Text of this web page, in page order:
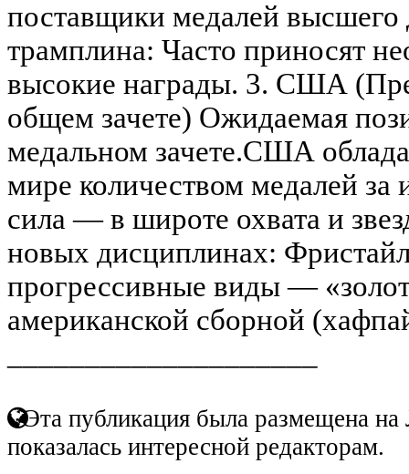
поставщики медалей
трамплина: Часто приносят
высокие награды. 3. США
общем зачете) Ожидаемая
медальном зачете.США
мире количеством медалей
сила — в широте охвата и
новых дисциплинах:
прогрессивные виды —
американской сборной
Эта публикация была размещена на
показалась интересной редакторам.